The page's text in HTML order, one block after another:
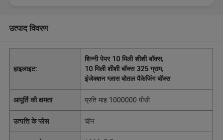
उत्पाद विवरण
हाइलाइट:
शिन्नी पेपर 10 मिली शीशी बॉक्स,
10 मिली शीशी बॉक्स 325 ग्राम,
इंजेक्शन ग्लास बोतल पैकेजिंग बॉक्स
आपूर्ति की क्षमता प्रति माह 1000000 पीसी
उत्पत्ति के प्लेस चीन